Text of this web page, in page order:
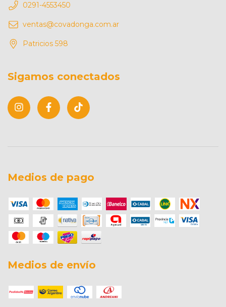
0291-4553450
ventas@covadonga.com.ar
Patricios 598
Sigamos conectados
Medios de pago
Medios de envío